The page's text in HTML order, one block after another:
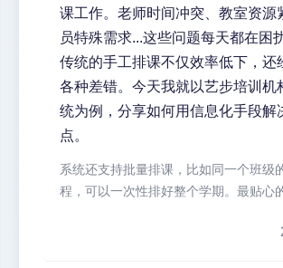
课工作。老师时间冲突、教室资源
员特殊需求...这些问题每天都在困
传统的手工排课不仅效率低下，还
各种差错。今天我就以艺步培训机
统为例，分享如何用信息化手段解
点。
系统还支持批量排课，比如同一个班级
程，可以一次性排好整个学期。最贴心